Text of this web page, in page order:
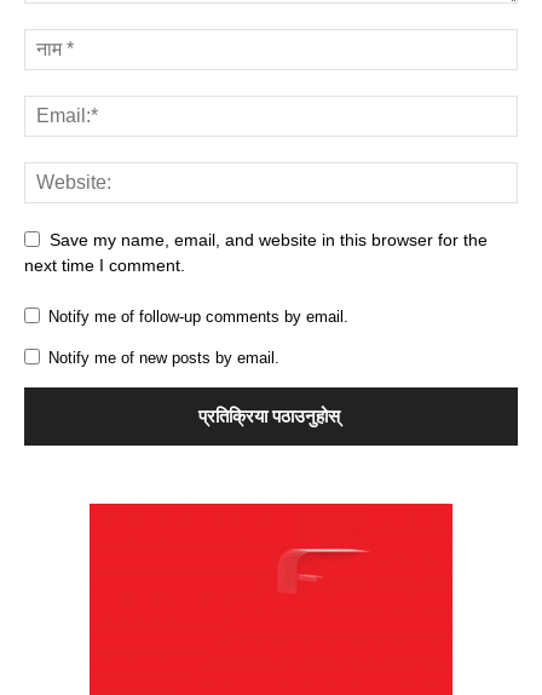
Save my name, email, and website in this browser for the
next time I comment.
Notify me of follow-up comments by email.
Notify me of new posts by email.